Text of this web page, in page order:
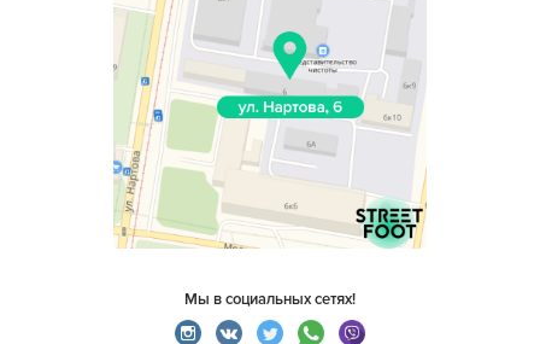
Мы в социальных сетях!